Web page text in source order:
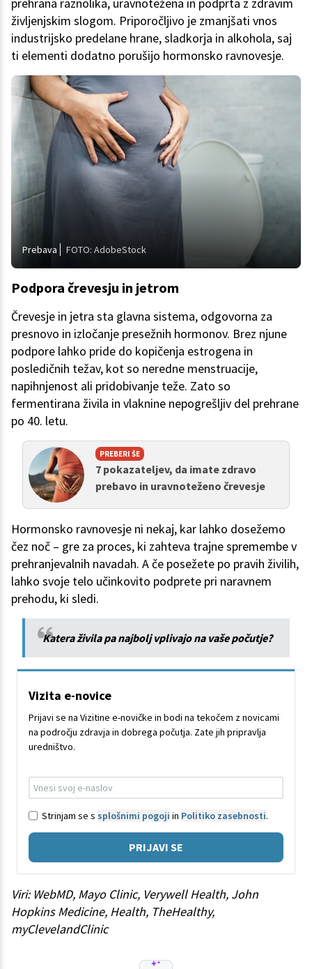
življenjskim slogom. Priporočljivo je zmanjšati vnos
industrijsko predelane hrane, sladkorja in alkohola, saj
ti elementi dodatno porušijo hormonsko ravnovesje.
Prebava FOTO: AdobeStock
Podpora črevesju in jetrom
Črevesje in jetra sta glavna sistema, odgovorna za
presnovo in izločanje presežnih hormonov. Brez njune
podpore lahko pride do kopičenja estrogena in
posledičnih težav, kot so neredne menstruacije,
napihnjenost ali pridobivanje teže. Zato so
fermentirana živila in vlaknine nepogrešljiv del prehrane
po 40. letu.
PREBERI ŠE
7 pokazateljev, da imate zdravo
prebavo in uravnoteženo črevesje
Hormonsko ravnovesje ni nekaj, kar lahko dosežemo
čez noč – gre za proces, ki zahteva trajne spremembe v
prehranjevalnih navadah. A če posežete po pravih živilih,
lahko svoje telo učinkovito podprete pri naravnem
prehodu, ki sledi.
Katera živila pa najbolj vplivajo na vaše počutje?
Vizita e-novice
Prijavi se na Vizitine e-novičke in bodi na tekočem z novicami
na področju zdravja in dobrega počutja. Zate jih pripravlja
uredništvo.
Strinjam se s splošnimi pogoji in Politiko zasebnosti.
PRIJAVI SE
Viri: WebMD, Mayo Clinic, Verywell Health, John
Hopkins Medicine, Health, TheHealthy,
myClevelandClinic